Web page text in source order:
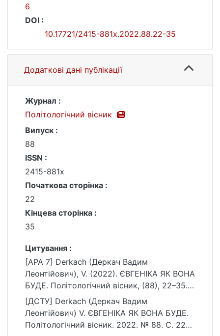
6
DOI :
10.17721/2415-881x.2022.88.22-35
Додаткові дані публікації
Журнал :
Політологічний вісник
Випуск :
88
ISSN :
2415-881x
Початкова сторінка :
22
Кінцева сторінка :
35
Цитування :
[APA 7] Derkach (Деркач Вадим
Леонтійович), V. (2022). ЄВГЕНІКА ЯК ВОНА
БУДЕ. Політологічний вісник, (88), 22–35.
https://doi.org/10.17721/2415-
881x.2022.88.22-35
[ДСТУ] Derkach (Деркач Вадим
Леонтійович) V. ЄВГЕНІКА ЯК ВОНА БУДЕ.
Політологічний вісник. 2022. № 88. С. 22—